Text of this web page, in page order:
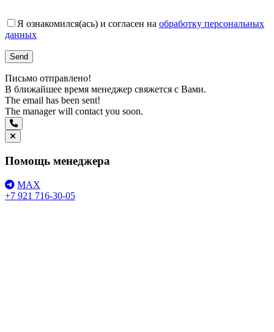
Я ознакомился(ась) и согласен на обработку персональных
данных
Письмо отправлено!
В ближайшее время менеджер свяжется с Вами.
The email has been sent!
The manager will contact you soon.
Помощь менеджера
MAX
+7 921 716-30-05